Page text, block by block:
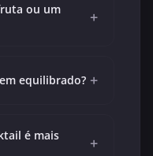
ou um
+
equilibrado? +
é mais
+